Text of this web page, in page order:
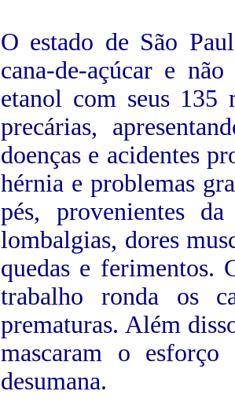
O estado de São
cana-de-açúcar e
etanol com seus 135
precárias,
doenças e acidentes
hérnia e problemas
pés, provenientes
lombalgias, dores
quedas e ferimentos.
trabalho ronda os
prematuras. Além
mascaram o
desumana.